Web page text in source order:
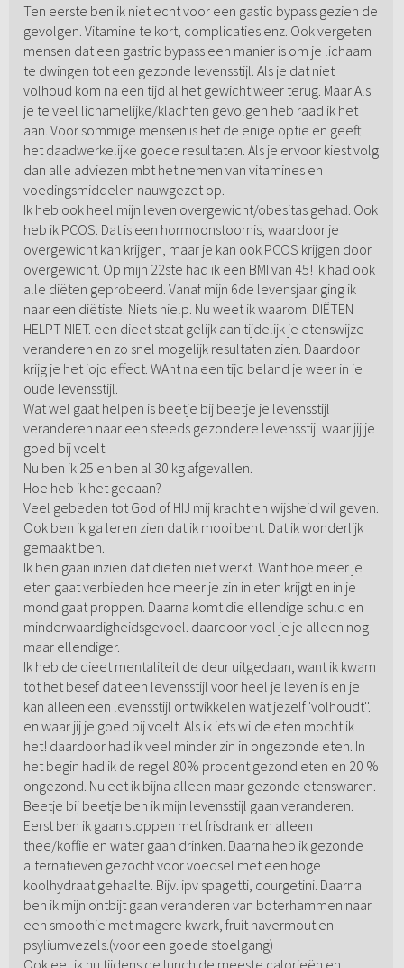
Ten eerste ben ik niet echt voor een gastic bypass gezien de
gevolgen. Vitamine te kort, complicaties enz. Ook vergeten
mensen dat een gastric bypass een manier is om je lichaam
te dwingen tot een gezonde levensstijl. Als je dat niet
volhoud kom na een tijd al het gewicht weer terug. Maar Als
je te veel lichamelijke/klachten gevolgen heb raad ik het
aan. Voor sommige mensen is het de enige optie en geeft
het daadwerkelijke goede resultaten. Als je ervoor kiest volg
dan alle adviezen mbt het nemen van vitamines en
voedingsmiddelen nauwgezet op.
Ik heb ook heel mijn leven overgewicht/obesitas gehad. Ook
heb ik PCOS. Dat is een hormoonstoornis, waardoor je
overgewicht kan krijgen, maar je kan ook PCOS krijgen door
overgewicht. Op mijn 22ste had ik een BMI van 45! Ik had ook
alle diëten geprobeerd. Vanaf mijn 6de levensjaar ging ik
naar een diëtiste. Niets hielp. Nu weet ik waarom. DIËTEN
HELPT NIET. een dieet staat gelijk aan tijdelijk je etenswijze
veranderen en zo snel mogelijk resultaten zien. Daardoor
krijg je het jojo effect. WAnt na een tijd beland je weer in je
oude levensstijl.
Wat wel gaat helpen is beetje bij beetje je levensstijl
veranderen naar een steeds gezondere levensstijl waar jij je
goed bij voelt.
Nu ben ik 25 en ben al 30 kg afgevallen.
Hoe heb ik het gedaan?
Veel gebeden tot God of HIJ mij kracht en wijsheid wil geven.
Ook ben ik ga leren zien dat ik mooi bent. Dat ik wonderlijk
gemaakt ben.
Ik ben gaan inzien dat diëten niet werkt. Want hoe meer je
eten gaat verbieden hoe meer je zin in eten krijgt en in je
mond gaat proppen. Daarna komt die ellendige schuld en
minderwaardigheidsgevoel. daardoor voel je je alleen nog
maar ellendiger.
Ik heb de dieet mentaliteit de deur uitgedaan, want ik kwam
tot het besef dat een levensstijl voor heel je leven is en je
kan alleen een levensstijl ontwikkelen wat jezelf 'volhoudt''.
en waar jij je goed bij voelt. Als ik iets wilde eten mocht ik
het! daardoor had ik veel minder zin in ongezonde eten. In
het begin had ik de regel 80% procent gezond eten en 20 %
ongezond. Nu eet ik bijna alleen maar gezonde etenswaren.
Beetje bij beetje ben ik mijn levensstijl gaan veranderen.
Eerst ben ik gaan stoppen met frisdrank en alleen
thee/koffie en water gaan drinken. Daarna heb ik gezonde
alternatieven gezocht voor voedsel met een hoge
koolhydraat gehaalte. Bijv. ipv spagetti, courgetini. Daarna
ben ik mijn ontbijt gaan veranderen van boterhammen naar
een smoothie met magere kwark, fruit havermout en
psyliumvezels.(voor een goede stoelgang)
Ook eet ik nu tijdens de lunch de meeste calorieën en